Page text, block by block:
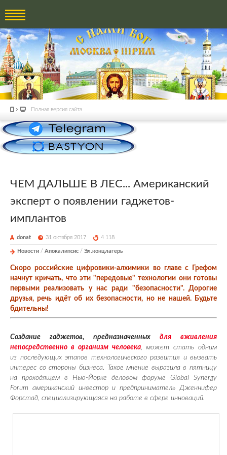
Полная версия сайта
ЧЕМ ДАЛЬШЕ В ЛЕС... Американский
эксперт о появлении гаджетов-
имплантов
donat 31 октября 2017 4 118
Новости / Апокалипсис / Эл.концлагерь
Скоро российские цифровики-алхимики во главе с Грефом
начнут кричать, что эти "передовые" технологии они готовы
первыми реализовать у нас ради "безопасности". Дорогие
друзья, речь идёт об их безопасности, но не нашей. Будьте
бдительны!
Создание гаджетов, предназначенных для вживления
непосредственно в организм человека, может стать одним
из последующих этапов технологического развития и вызвать
интерес со стороны бизнеса. Такое мнение выразила в пятницу
на проходящем в Нью-Йорке деловом форуме Global Synergy
Forum американский инвестор и предприниматель Дженнифер
Форстад, специализирующаяся на работе в сфере инноваций.